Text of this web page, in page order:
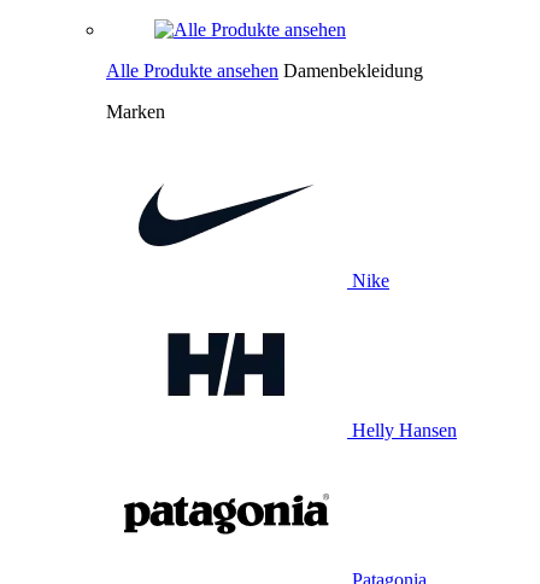
Alle Produkte ansehen Damenbekleidung
Marken
Nike
Helly Hansen
Patagonia